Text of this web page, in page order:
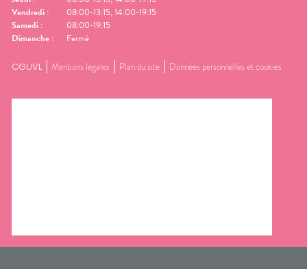
Vendredi :
08:00-13:15, 14:00-19:15
Samedi :
08:00-19:15
Dimanche : Fermé
CGUVL Mentions légales Plan du site Données personnelles et cookies